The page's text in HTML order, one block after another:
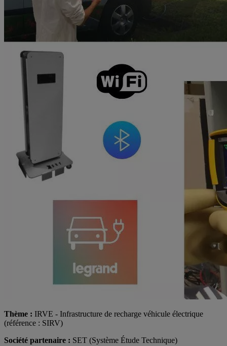
Thème : IRVE - Infrastructure de recharge véhicule électrique
(référence : SIRV)
Société partenaire : SET (Système Étude Technique)